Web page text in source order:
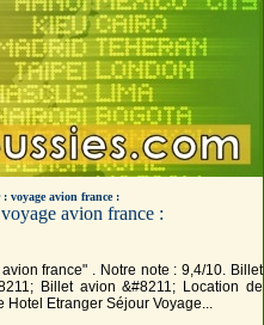
: voyage avion france :
avion france :
france" . Notre note : 9,4/10. Billet
Billet avion &#8211; Location de
Hotel Etranger Séjour Voyage...